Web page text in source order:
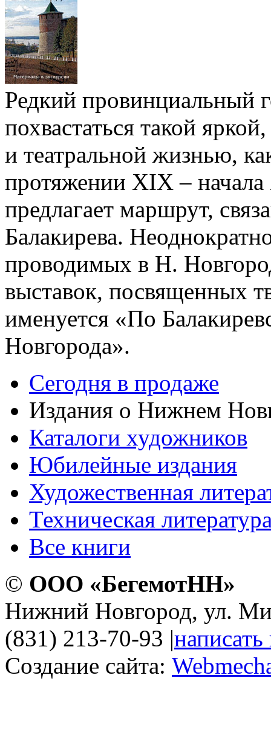
Редкий провинциальный
похвастаться такой
и театральной жизнью,
протяжении XIX –
предлагает маршрут,
Балакирева.
проводимых в Н.
выставок, посвященных
именуется «По
Новгорода».
Сегодня в продаже
Издания о Нижнем
Каталоги художников
Юбилейные издания
Художественная
Техническая
Все книги
© ООО «БегемотНН»
Нижний Новгород, ул.
(831) 213-70-93 |
Создание сайта: